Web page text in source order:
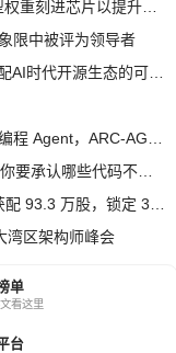
限中被评为领导者
湾区架构师峰会
单
看这里
台